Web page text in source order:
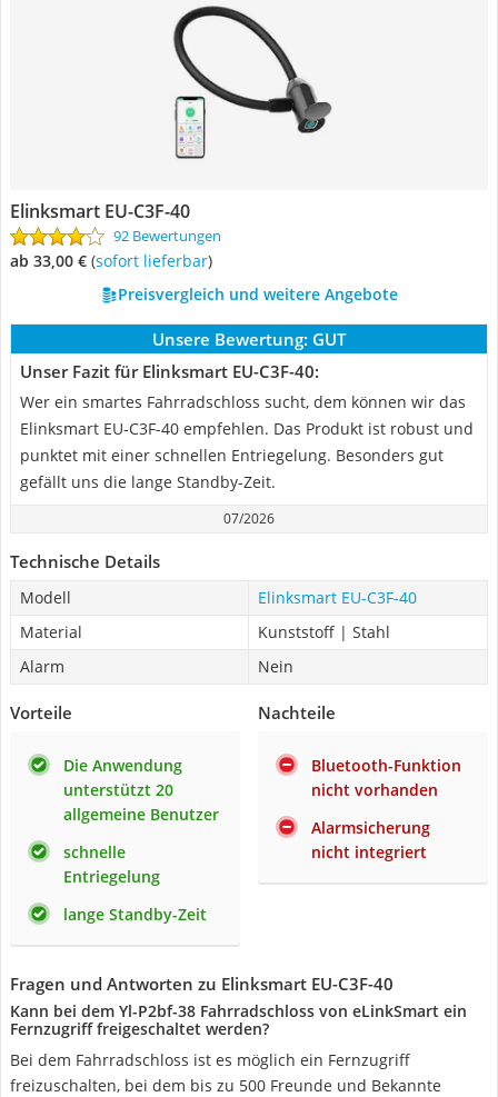
Elinksmart ‎EU-C3F-40
92 Bewertungen
ab 33,00 € ( Sofort lieferbar)
Preisvergleich und weitere Angebote
Unsere Bewertung: GUT
Unser Fazit für Elinksmart ‎EU-C3F-40:
Wer ein smartes Fahrradschloss sucht, dem können wir das
Elinksmart ‎EU-C3F-40 empfehlen. Das Produkt ist robust und
punktet mit einer schnellen Entriegelung. Besonders gut
gefällt uns die lange Standby-Zeit.
07/2026
Technische Details
Modell
Elinksmart ‎EU-C3F-40
Material
Kunststoff | Stahl
Alarm
Nein
Vorteile
Die Anwendung
unterstützt 20
allgemeine Benutzer
schnelle
Entriegelung
lange Standby-Zeit
Nachteile
Bluetooth-Funktion
nicht vorhanden
Alarmsicherung
nicht integriert
Fragen und Antworten zu Elinksmart ‎EU-C3F-40
Kann bei dem Yl-P2bf-38 Fahrradschloss von eLinkSmart ein
Fernzugriff freigeschaltet werden?
Bei dem Fahrradschloss ist es möglich ein Fernzugriff
freizuschalten, bei dem bis zu 500 Freunde und Bekannte